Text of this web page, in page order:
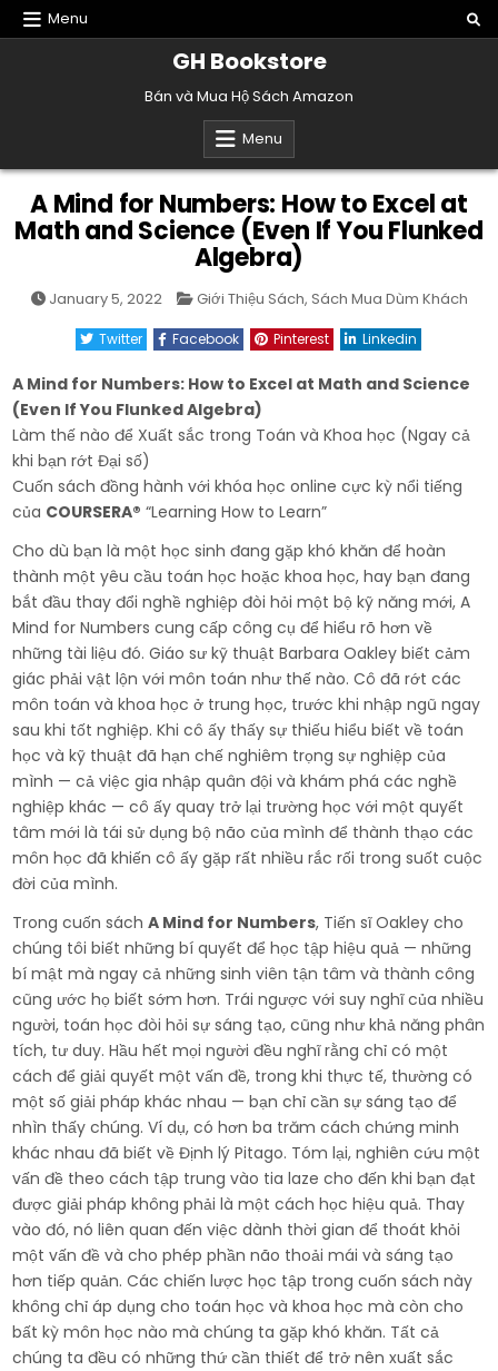
Skip
to
Menu
GH Bookstore
Bán và Mua Hộ Sách Amazon
Menu
A Mind for Numbers: How to Excel at
Math and Science (Even If You Flunked
Algebra)
January 5, 2022 Posted
Giới Thiệu Sách, Sách Mua Dùm Khách
Twitter Facebook Pinterest Linkedin
A Mind for Numbers: How to Excel at Math and Science
(Even If You Flunked Algebra)
Làm thế nào để Xuất sắc trong Toán và Khoa học (Ngay cả
khi bạn rớt Đại số)
Cuốn sách đồng hành với khóa học online cực kỳ nổi tiếng
của COURSERA® “Learning How to Learn”
Cho dù bạn là một học sinh đang gặp khó khăn để hoàn
thành một yêu cầu toán học hoặc khoa học, hay bạn đang
bắt đầu thay đổi nghề nghiệp đòi hỏi một bộ kỹ năng mới, A
Mind for Numbers cung cấp công cụ để hiểu rõ hơn về
những tài liệu đó. Giáo sư kỹ thuật Barbara Oakley biết cảm
giác phải vật lộn với môn toán như thế nào. Cô đã rớt các
môn toán và khoa học ở trung học, trước khi nhập ngũ ngay
sau khi tốt nghiệp. Khi cô ấy thấy sự thiếu hiểu biết về toán
học và kỹ thuật đã hạn chế nghiêm trọng sự nghiệp của
mình — cả việc gia nhập quân đội và khám phá các nghề
nghiệp khác — cô ấy quay trở lại trường học với một quyết
tâm mới là tái sử dụng bộ não của mình để thành thạo các
môn học đã khiến cô ấy gặp rất nhiều rắc rối trong suốt cuộc
đời của mình.
Trong cuốn sáchA Mind for Numbers, Tiến sĩ Oakley cho
chúng tôi biết những bí quyết để học tập hiệu quả — những
bí mật mà ngay cả những sinh viên tận tâm và thành công
cũng ước họ biết sớm hơn. Trái ngược với suy nghĩ của nhiều
người, toán học đòi hỏi sự sáng tạo, cũng như khả năng phân
tích, tư duy. Hầu hết mọi người đều nghĩ rằng chỉ có một
cách để giải quyết một vấn đề, trong khi thực tế, thường có
một số giải pháp khác nhau — bạn chỉ cần sự sáng tạo để
nhìn thấy chúng. Ví dụ, có hơn ba trăm cách chứng minh
khác nhau đã biết về Định lý Pitago. Tóm lại, nghiên cứu một
vấn đề theo cách tập trung vào tia laze cho đến khi bạn đạt
được giải pháp không phải là một cách học hiệu quả. Thay
vào đó, nó liên quan đến việc dành thời gian để thoát khỏi
một vấn đề và cho phép phần não thoải mái và sáng tạo
hơn tiếp quản. Các chiến lược học tập trong cuốn sách này
không chỉ áp dụng cho toán học và khoa học mà còn cho
bất kỳ môn học nào mà chúng ta gặp khó khăn. Tất cả
chúng ta đều có những thứ cần thiết để trở nên xuất sắc